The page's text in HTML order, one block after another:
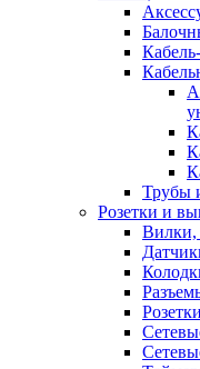
Трубы
Розетки и
Вилки,